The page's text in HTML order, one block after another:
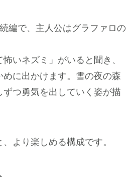
編で、主人公はグラファロの
いネズミ」がいると聞き、
に出かけます。雪の夜の森
ずつ勇気を出していく姿が描
より楽しめる構成です。